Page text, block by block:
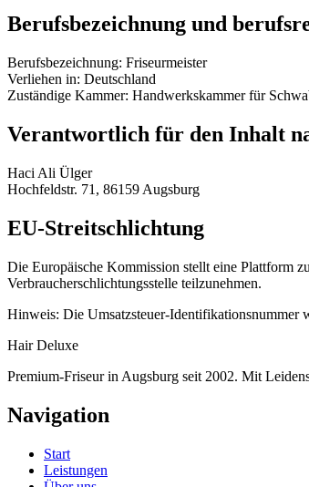
Berufsbezeichnung und
Berufsbezeichnung: Friseurmeister
Verliehen in: Deutschland
Zuständige Kammer: Handwerkskammer für
Verantwortlich für den Inhalt
Haci Ali Ülger
Hochfeldstr. 71, 86159 Augsburg
EU-Streitschlichtung
Die Europäische Kommission stellt eine Plattform
Verbraucherschlichtungsstelle teilzunehmen.
Hinweis: Die Umsatzsteuer-Identifikationsnummer
HairDeluxe
Premium-Friseur in Augsburg seit 2002. Mit
Navigation
Start
Leistungen